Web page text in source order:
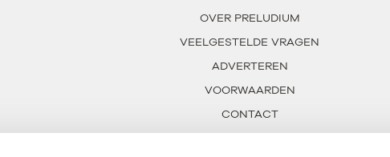
OVER PRELUDIUM
VEELGESTELDE VRAGEN
ADVERTEREN
VOORWAARDEN
CONTACT